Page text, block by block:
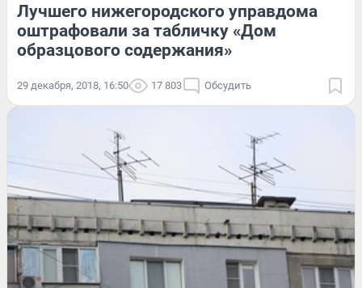
Лучшего нижегородского управдома
оштрафовали за табличку «Дом
образцового содержания»
29 декабря, 2018, 16:50 17 803 Обсудить